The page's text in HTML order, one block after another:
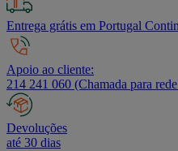
Entrega grátis em Portugal
Apoio ao cliente:
214 241 060 (Chamada para
Devoluções
até 30 dias